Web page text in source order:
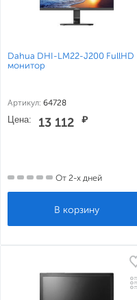
Dahua DHI-LM22-J200 FullHD
монитор
Артикул: 64728
Цена: 13 112 ₽
От 2-х дней